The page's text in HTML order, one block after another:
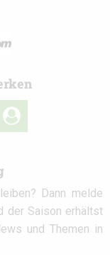
user-
circle
Dann melde
der Saison erhältst
und Themen in